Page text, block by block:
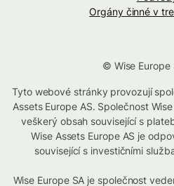
Orgány činné v
© Wise Europe
Tyto webové stránky provozují
Assets Europe AS. Společnost
veškerý obsah související s
Wise Assets Europe AS je
související s investičními
Wise Europe SA je společnost